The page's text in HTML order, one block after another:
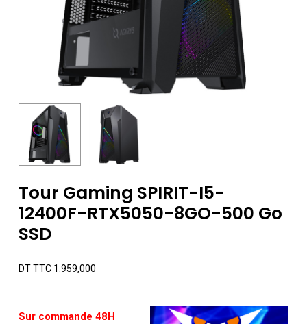
Tour Gaming SPIRIT-I5-
12400F-RTX5050-8GO-500 Go
SSD
DT TTC1.959,000
Sur commande 48H